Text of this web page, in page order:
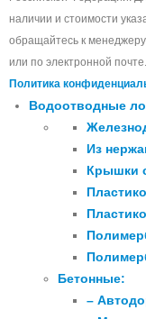
наличии и стоимости
обращайтесь к
или по электронной почте.
Политика
Водоотводные
Из
Крышки
Бетонные:
–